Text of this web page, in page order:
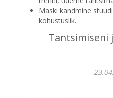
Maski kandmine
kohustuslik.
Tantsimiseni